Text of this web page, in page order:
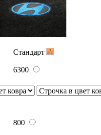
Стандарт
6300
800